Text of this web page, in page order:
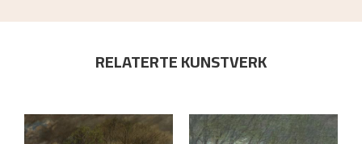
RELATERTE KUNSTVERK